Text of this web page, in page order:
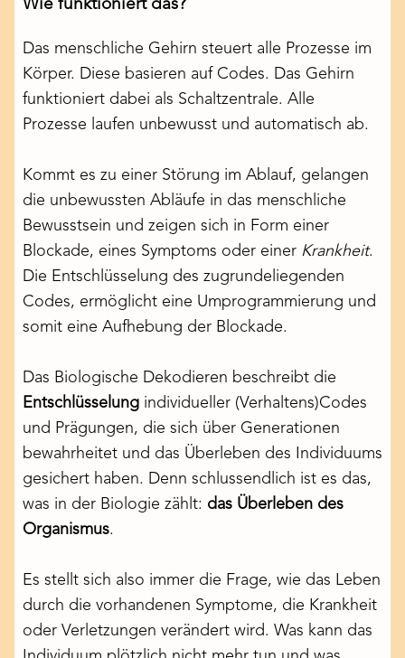
Wie funktioniert das?
Das menschliche Gehirn steuert alle Prozesse im
Körper. Diese basieren auf Codes. Das Gehirn
funktioniert dabei als Schaltzentrale. Alle
Prozesse laufen unbewusst und automatisch ab.
Kommt es zu einer Störung im Ablauf, gelangen
die unbewussten Abläufe in das menschliche
Bewusstsein und zeigen sich in Form einer
Blockade, eines Symptoms oder einer Krankheit.
Die Entschlüsselung des zugrundeliegenden
Codes, ermöglicht eine Umprogrammierung und
somit eine Aufhebung der Blockade.
Das Biologische Dekodieren beschreibt die
Entschlüsselungindividueller (Verhaltens)Codes
und Prägungen, die sich über Generationen
bewahrheitet und das Überleben des Individuums
gesichert haben. Denn schlussendlich ist es das,
was in der Biologie zählt: das Überleben des
Organismus.
Es stellt sich also immer die Frage, wie das Leben
durch die vorhandenen Symptome, die Krankheit
oder Verletzungen verändert wird. Was kann das